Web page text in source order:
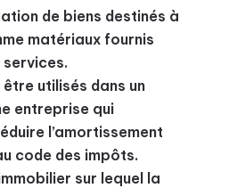
de biens destinés à
matériaux fournis
utilisés dans un
entreprise qui
l’amortissement
code des impôts.
sur lequel la